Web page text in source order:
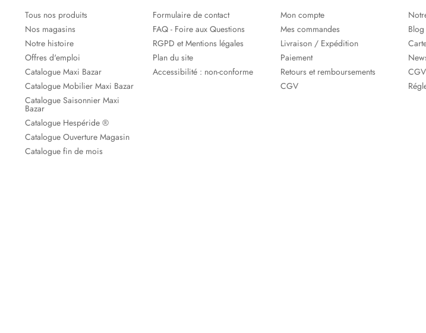
Tous nos produits
Nos magasins
Notre histoire
Offres d'emploi
Catalogue Maxi Bazar
Catalogue Mobilier Maxi Bazar
Catalogue Saisonnier Maxi
Bazar
Catalogue Hespéride ®
Catalogue Ouverture Magasin
Catalogue fin de mois
Formulaire de contact
FAQ - Foire aux Questions
RGPD et Mentions légales
Plan du site
Accessibilité : non-conforme
Mon compte
Mes commandes
Livraison / Expédition
Paiement
Retours et remboursements
CGV
Blog